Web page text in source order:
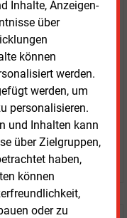
Inhalte, Anzeigen-
über
können
werden.
werden, um
personalisieren.
und Inhalten kann
über Zielgruppen,
haben,
können
oder zu
Nachrichten mit